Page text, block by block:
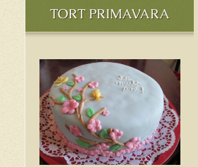
TORT PRIMAVARA